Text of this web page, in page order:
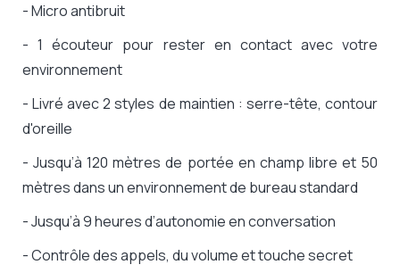
- Micro antibruit
- 1 écouteur pour rester en contact avec votre
environnement
- Livré avec 2 styles de maintien : serre-tête, contour
d'oreille
- Jusqu’à 120 mètres de portée en champ libre et 50
mètres dans un environnement de bureau standard
- Jusqu’à 9 heures d’autonomie en conversation
- Contrôle des appels, du volume et touche secret